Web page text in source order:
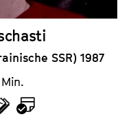
SSR) 1987
T
K